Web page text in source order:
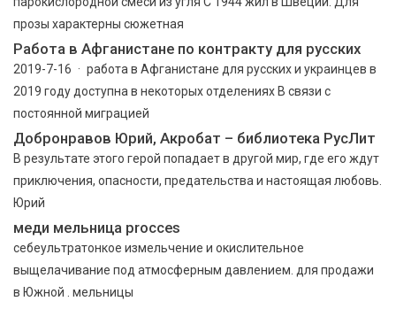
прозы характерны сюжетная
Работа в Афганистане по контракту для русских
2019-7-16 · работа в Афганистане для русских и украинцев в
2019 году доступна в некоторых отделениях В связи с
постоянной миграцией
Добронравов Юрий, Акробат – библиотека РусЛит
В результате этого герой попадает в другой мир, где его ждут
приключения, опасности, предательства и настоящая любовь.
Юрий
меди мельница procces
себеультратонкое измельчение и окислительное
выщелачивание под атмосферным давлением. для продажи
в Южной . мельницы